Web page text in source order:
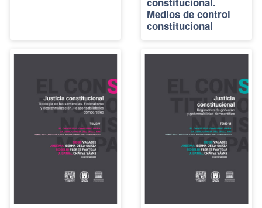
Medios de control
constitucional